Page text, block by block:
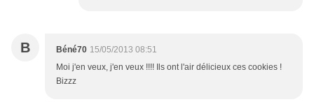
B Béné70 15/05/2013 08:51
Moi j'en veux, j'en veux !!!! Ils ont l'air délicieux ces cookies !
Bizzz